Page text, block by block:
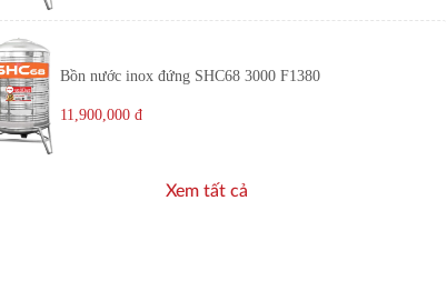
Bồn nước inox đứng SHC68 3000 F1380
11,900,000 đ
Xem tất cả